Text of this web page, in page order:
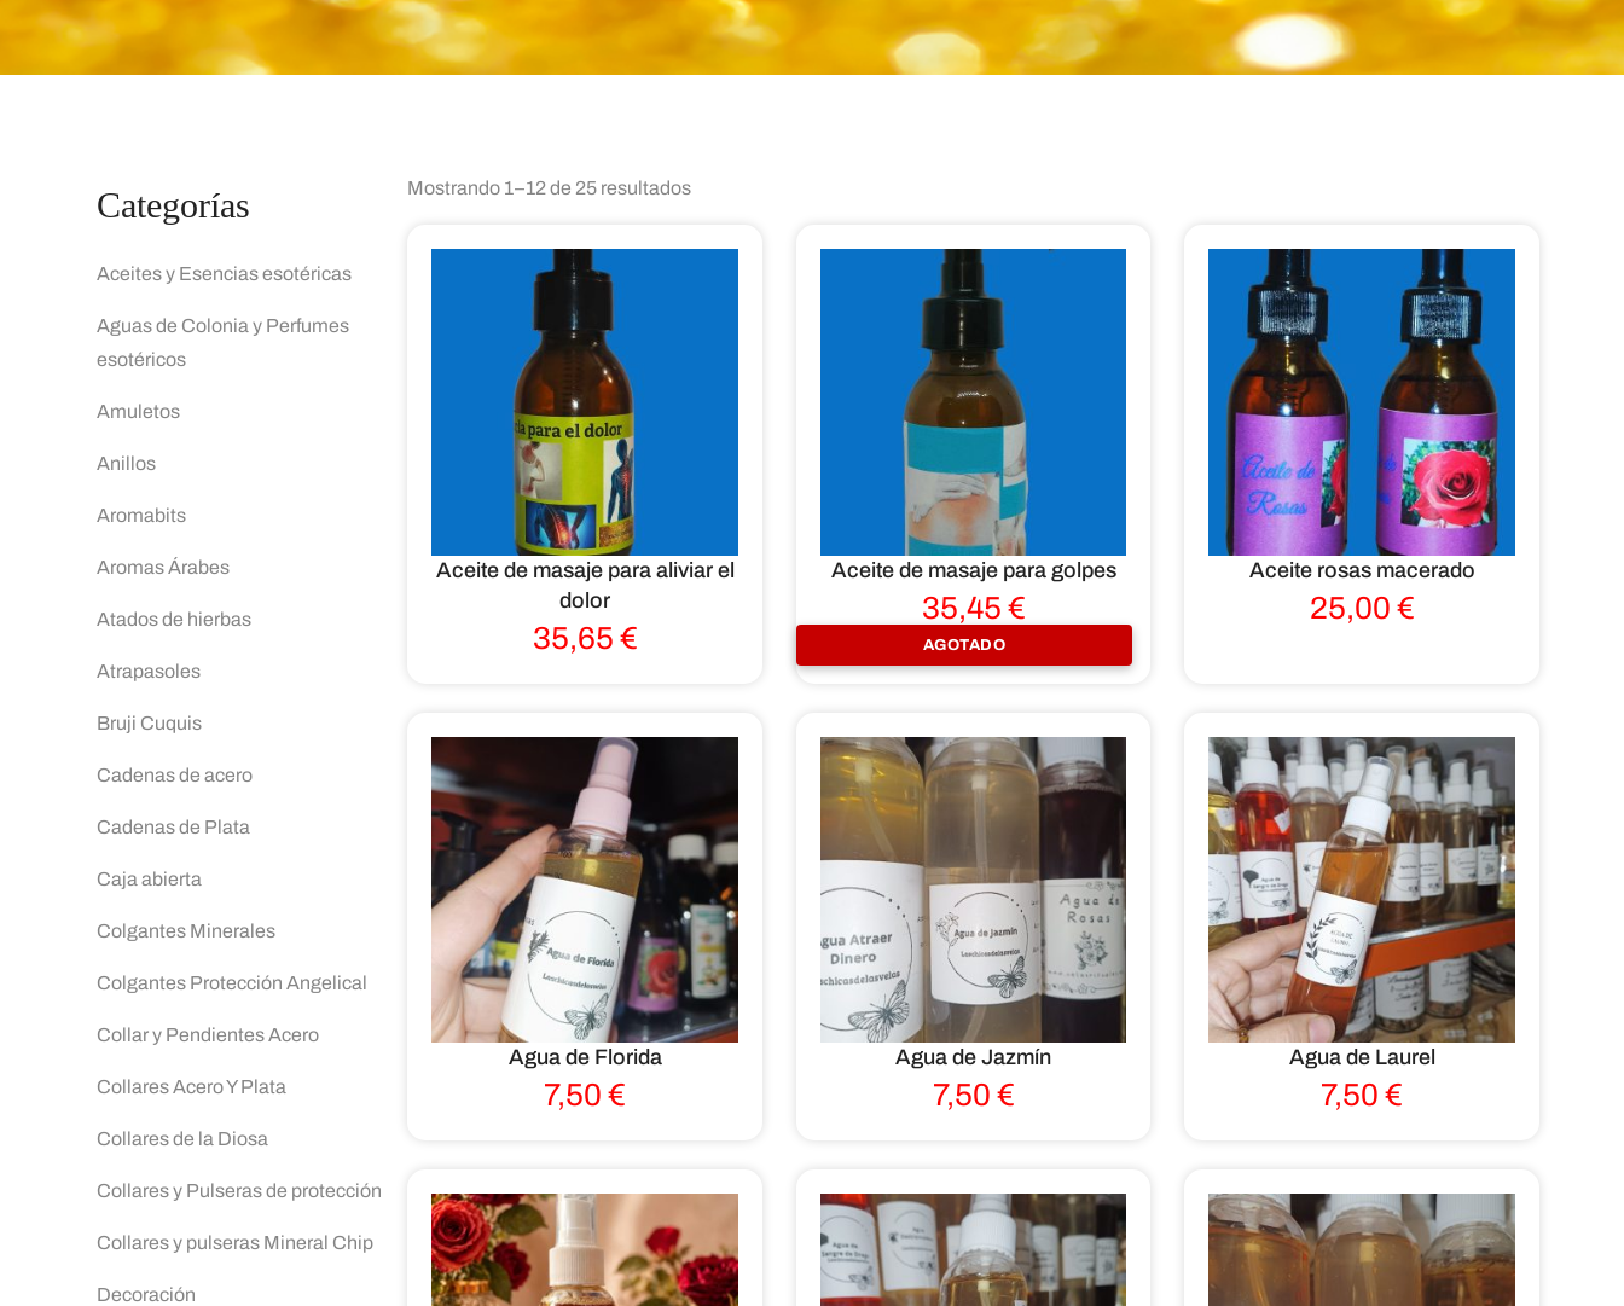
Categorías
Aceites y Esencias esotéricas
Aguas de Colonia y Perfumes
esotéricos
Amuletos
Anillos
Aromabits
Aromas Árabes
Atados de hierbas
Atrapasoles
Bruji Cuquis
Cadenas de acero
Cadenas de Plata
Caja abierta
Colgantes Minerales
Colgantes Protección Angelical
Collar y Pendientes Acero
Collares Acero Y Plata
Collares de la Diosa
Collares y Pulseras de protección
Collares y pulseras Mineral Chip
Decoración
Mostrando 1–12 de 25 resultados
Aceite de masaje para aliviar el
dolor
35,65 € AGOTADO
Aceite de masaje para golpes
35,45 €
Aceite rosas macerado
25,00 €
Agua de Florida
7,50€
Agua de Jazmín
7,50 €
Agua de Laurel
7,50€